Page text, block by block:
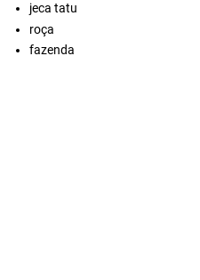
jeca tatu
roça
fazenda